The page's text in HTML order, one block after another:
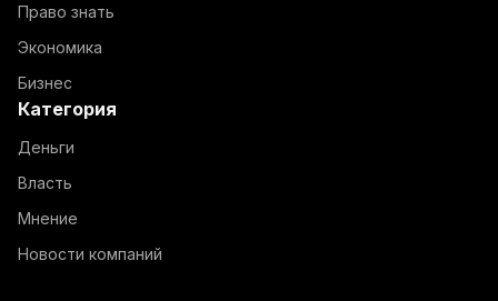
Право знать
Экономика
Бизнес
Категория
Деньги
Власть
Мнение
Новости компаний